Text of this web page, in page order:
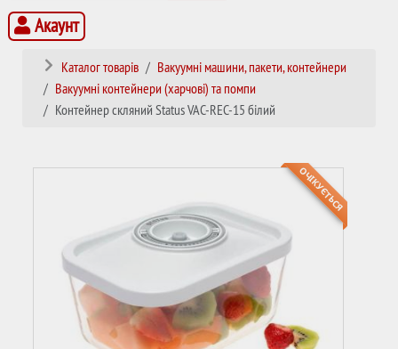
Акаунт
Каталог товарів
Вакуумні машини, пакети, контейнери
Вакуумні контейнери (харчові) та помпи
Контейнер скляний Status VAC-REC-15 білий
ОЧІКУЄТЬСЯ